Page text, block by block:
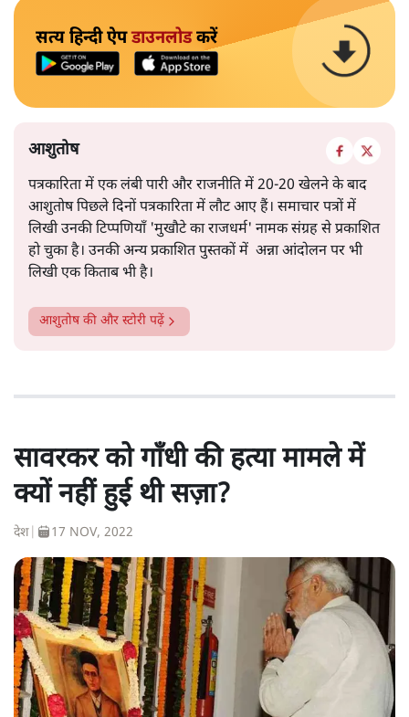
सत्य हिन्दी ऐपडाउनलोडकरें
आशुतोष
पत्रकारिता में एक लंबी पारी और राजनीति में 20-20 खेलने के बाद
आशुतोष पिछले दिनों पत्रकारिता में लौट आए हैं। समाचार पत्रों में
लिखी उनकी टिप्पणियाँ 'मुखौटे का राजधर्म' नामक संग्रह से प्रकाशित
हो चुका है। उनकी अन्य प्रकाशित पुस्तकों में अन्ना आंदोलन पर भी
लिखी एक किताब भी है।
आशुतोषकी और स्टोरी पढ़ें
सावरकर को गाँधी की हत्या मामले में
क्यों नहीं हुई थी सज़ा?
देश 17 NOV, 2022